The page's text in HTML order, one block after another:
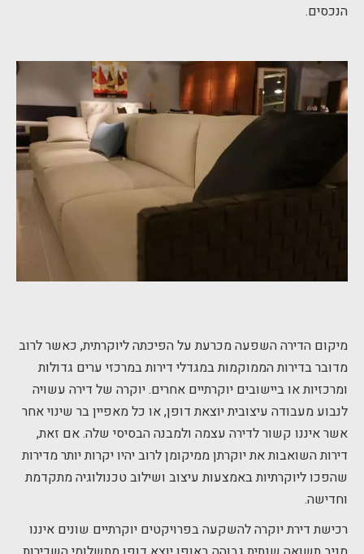
הנכסים.
מיקום הדירה השפעה מכרעת על הפיכתה ליוקרתית, כאשר לרוב
מדובר בדירות הממוקמות במגדלי דירות במרכזי ערים גדולות
ומרכזיות או ביישובים יוקרתיים אחרים. יוקרה של דירה עשויה
לנבוע מעבודה עיצובית יוצאת דופן, או כל מאפיין בר שינוי אחר
אשר איננו קשור לדירה עצמה ולמבנה הבסיסי שלה. אם זאת,
דירות השואבות את יוקרתן ממיקומן לרוב יהיו יקרות יותר מדירות
שהפכו ליוקרתיות באמצעות עיצוב ושילוב טכנולוגיה מתקדמת
וחדישה.
רכישת דירת יוקרה להשקעה בפרויקטים יוקרתיים שונים איננו